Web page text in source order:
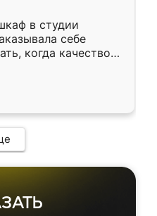
в студии
себе
когда качеством
кухня уже почти